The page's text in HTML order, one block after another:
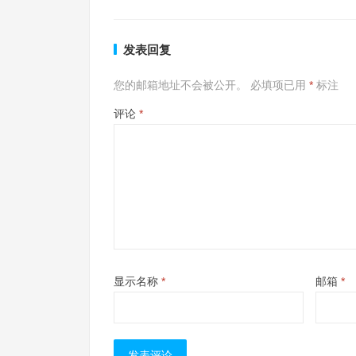
发表回复
您的邮箱地址不会被公开。 必填项已用 * 标注
评论 *
显示名称 * 邮箱 *